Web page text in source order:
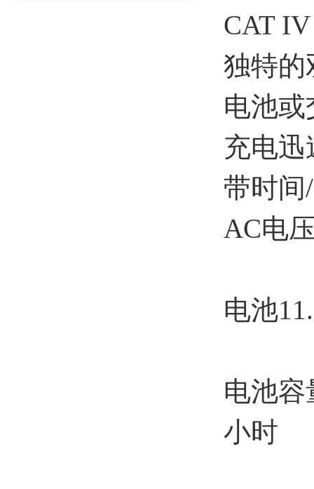
CAT
独特的
电池
充电迅
带时间
AC电
电池
电池
小时